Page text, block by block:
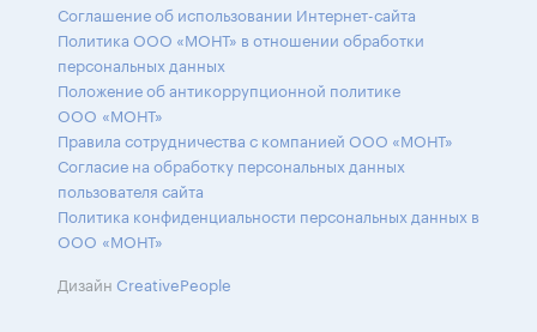
Соглашение об использовании Интернет-сайта
Политика ООО «МОНТ» в отношении обработки
персональных данных
Положение об антикоррупционной политике
ООО «МОНТ»
Правила сотрудничества с компанией ООО «МОНТ»
Согласие на обработку персональных данных
пользователя сайта
Политика конфиденциальности персональных данных в
ООО «МОНТ»
Дизайн CreativePeople